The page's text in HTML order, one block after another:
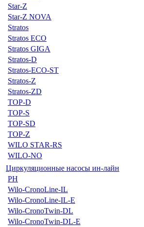
Star-Z
Star-Z NOVA
Stratos
Stratos ECO
Stratos GIGA
Stratos-D
Stratos-ECO-ST
Stratos-Z
Stratos-ZD
TOP-D
TOP-S
TOP-SD
TOP-Z
WILO STAR-RS
WILO-NO
Циркуляционные насосы ин-лайн
PH
Wilo-CronoLine-IL
Wilo-CronoLine-IL-E
Wilo-CronoTwin-DL
Wilo-CronoTwin-DL-E